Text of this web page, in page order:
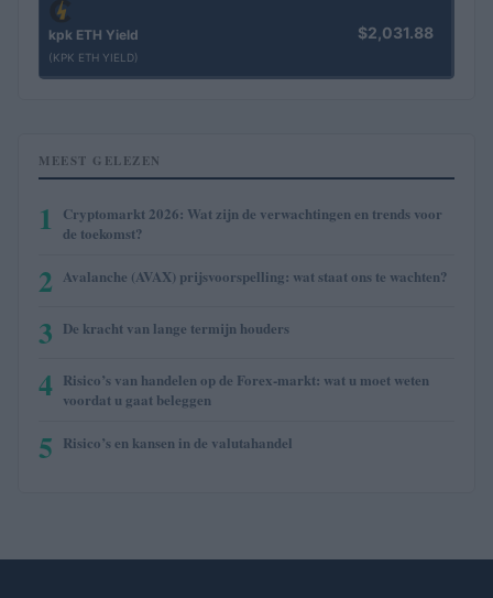
kpk ETH Yield
(KPK ETH YIELD)
$2,031.88
MEEST GELEZEN
1
Cryptomarkt 2026: Wat zijn de verwachtingen en trends voor
de toekomst?
2 Avalanche (AVAX) prijsvoorspelling: wat staat ons te wachten?
3 De kracht van lange termijn houders
4 Risico’s van handelen op de Forex-markt: wat u moet weten
voordat u gaat beleggen
5 Risico’s en kansen in de valutahandel